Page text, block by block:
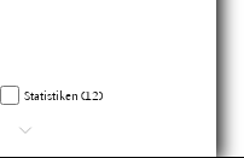
Statistiken (12)